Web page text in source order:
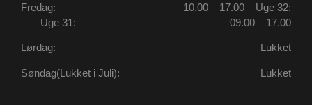
Fredag:
Uge 31:
10.00 – 17.00 – Uge 32:
09.00 – 17.00
Lørdag: Lukket
Søndag(Lukket i Juli): Lukket